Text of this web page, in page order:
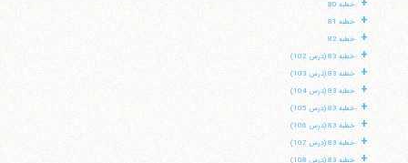
خطبه 80
+ خطبه 81
+ خطبه 82
+ خطبه 83 (درس 102)
+ خطبه 83 (درس 103)
+ خطبه 83 (درس 104)
+ خطبه 83 (درس 105)
+ خطبه 83 (درس 106)
+ خطبه 83 (درس 107)
+ خطبه 83 (درس 108)